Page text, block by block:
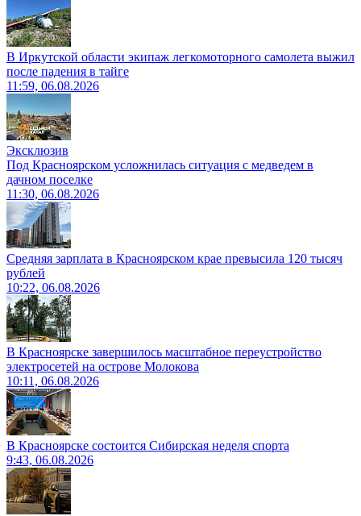
В Иркутской области экипаж легкомоторного самолета выжил
после падения в тайге
11:59, 06.08.2026
Эксклюзив
Под Красноярском усложнилась ситуация с медведем в
дачном поселке
11:30, 06.08.2026
Средняя зарплата в Красноярском крае превысила 120 тысяч
рублей
10:22, 06.08.2026
В Красноярске завершилось масштабное переустройство
электросетей на острове Молокова
10:11, 06.08.2026
В Красноярске состоится Сибирская неделя спорта
9:43, 06.08.2026